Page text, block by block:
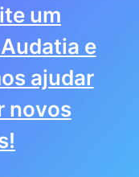
um
e
ajudar
novos